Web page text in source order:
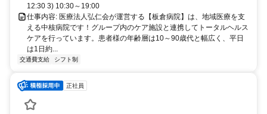
12:30 3) 10:30～19:00
仕事内容: 医療法人弘仁会が運営する【板倉病院】は、地域医療を支
える中核病院です！グループ内のケア施設と連携してトータルヘルス
ケアを行っています。患者様の年齢層は10～90歳代と幅広く、平日
は1日約...
交通費支給 シフト制
正社員